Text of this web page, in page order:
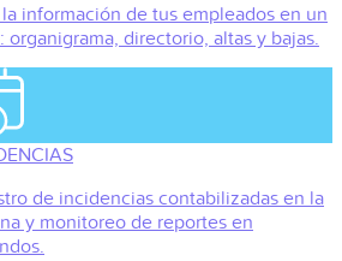
la información de tus empleados en un
organigrama, directorio, altas y bajas.
de incidencias contabilizadas en la
y monitoreo de reportes en